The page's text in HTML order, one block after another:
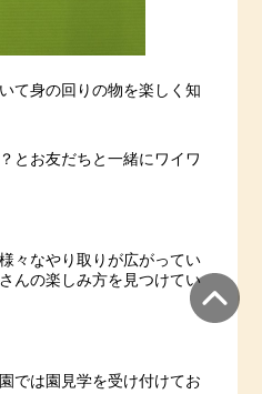
て身の回りの物を楽しく知
とお友だちと一緒にワイワ
々なやり取りが広がってい
んの楽しみ方を見つけてい
では園見学を受け付けてお